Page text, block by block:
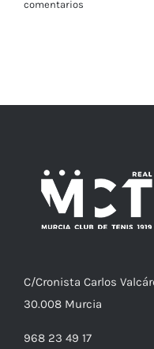
comentarios
C/Cronista Carlos
30.008 Murcia
968 23 49 17